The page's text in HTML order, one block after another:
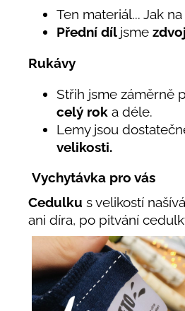
Ten materiál... Jak
Přední díl jsme
Rukávy
Střih jsme záměrně
celý rok a déle.
Lemy jsou
velikosti.
Vychytávka pro vás
Cedulku s velikostí
ani díra, po pitvání